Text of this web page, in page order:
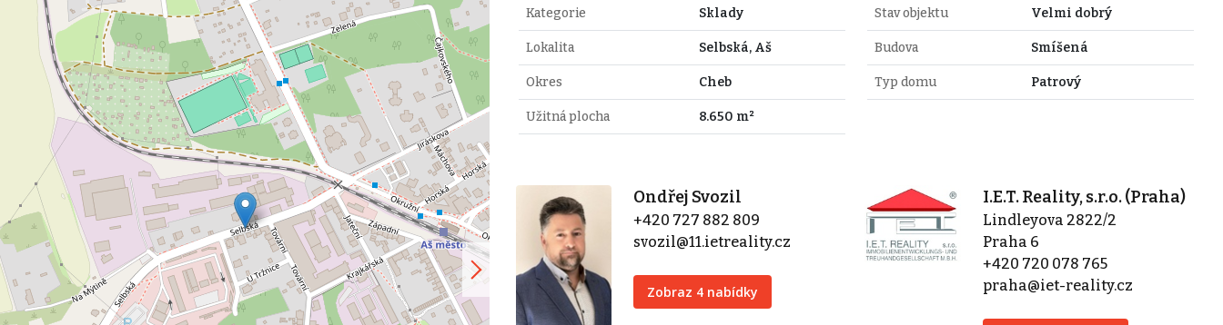
Kategorie Sklady
Lokalita Selbská, Aš
Okres Cheb
Užitná plocha 8.650 m²
Stav objektu Velmi dobrý
Budova Smíšená
Typ domu Patrový
Ondřej Svozil
+420 727 882 809
svozil@11.ietreality.cz
Zobraz 4 nabídky
I.E.T. Reality, s.r.o. (Praha)
Lindleyova 2822/2
Praha 6
+420 720 078 765
praha@iet-reality.cz